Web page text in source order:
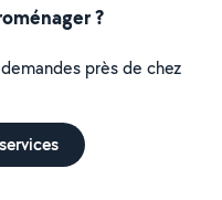
?
près de chez